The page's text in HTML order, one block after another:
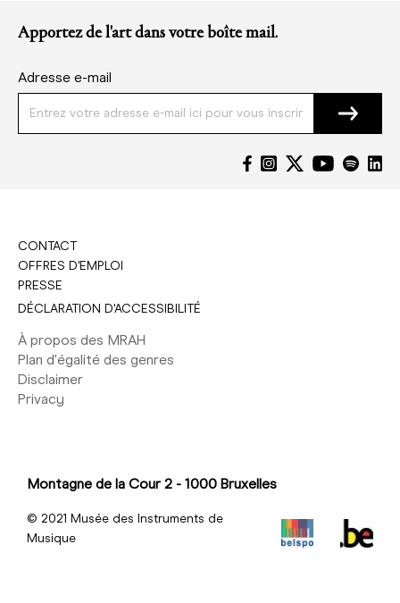
Apportez de l'art dans votre boîte mail.
Adresse e-mail
CONTACT
OFFRES D'EMPLOI
PRESSE
DÉCLARATION D'ACCESSIBILITÉ
À propos des MRAH
Plan d'égalité des genres
Disclaimer
Privacy
Montagne de la Cour 2 - 1000 Bruxelles
© 2021 Musée des Instruments de
Musique